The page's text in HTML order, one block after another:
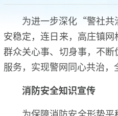
为进一步深化“警社
安稳定，连日来，高庄镇
群众关心事、切身事，不
服务，实现警网同心共治，
消防安全知识宣传